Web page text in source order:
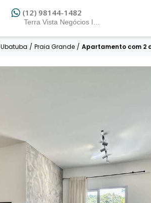
(12) 98144-1482
Ubatuba / Praia Grande / Apartamento com 2